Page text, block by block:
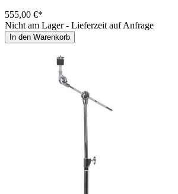
555,00 €*
Nicht am Lager - Lieferzeit auf Anfrage
In den Warenkorb